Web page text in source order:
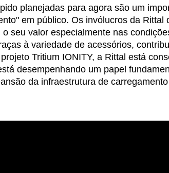
planejadas para agora são um
em público. Os invólucros da Rittal
seu valor especialmente nas
à variedade de acessórios,
Tritium IONITY, a Rittal está
desempenhando um papel
da infraestrutura de